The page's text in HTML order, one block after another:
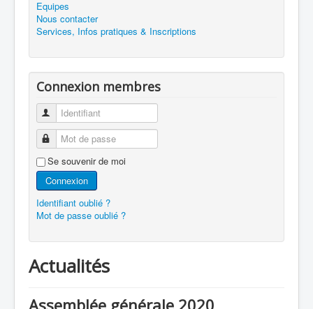
Equipes
Nous contacter
Services, Infos pratiques & Inscriptions
Connexion membres
Identifiant
Mot de passe
Se souvenir de moi
Connexion
Identifiant oublié ?
Mot de passe oublié ?
Actualités
Assemblée générale 2020